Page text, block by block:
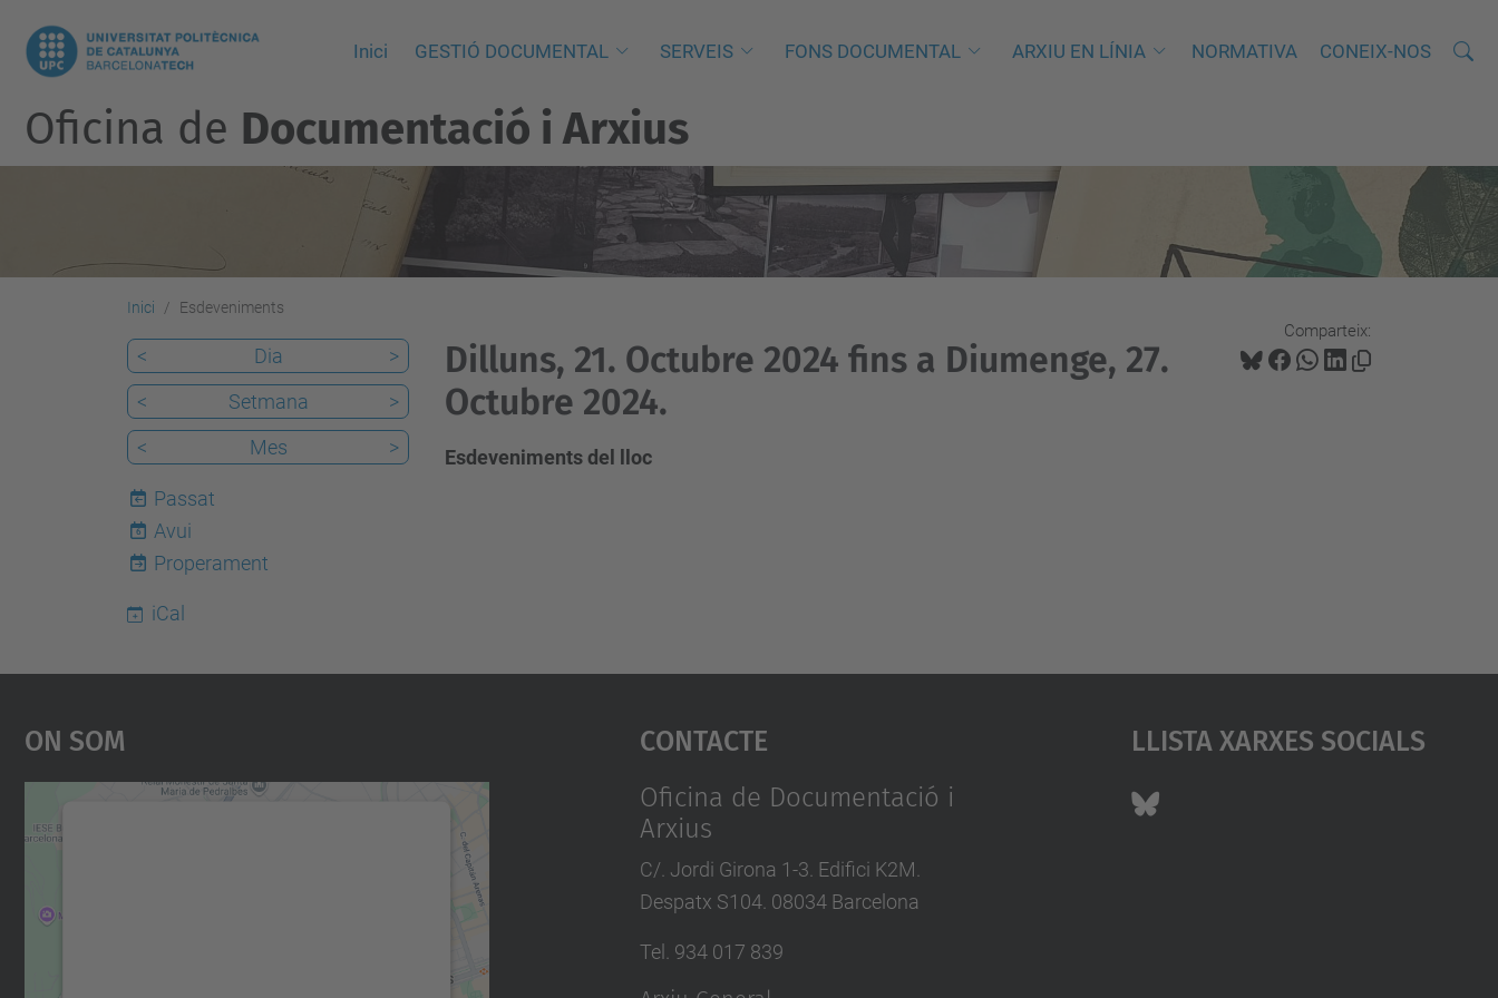
Inici GESTIÓ DOCUMENTAL SERVEIS FONS DOCUMENTAL ARXIU EN LÍNIA NORMATIVA CONEIX-NOS Cerca
C
v
a
Oficina de Documentació i Arxius
Inici Esdeveniments
Comparteix:
Dilluns, 21. Octubre 2024 fins a Diumenge, 27.
Octubre 2024.
Esdeveniments del lloc
< Dia
>
<
Setmana
>
<
Mes >
Passat
6
Avui
Properament
iCal
On Som Contacte
Oficina de Documentació i
Arxius
C/. Jordi Girona 1-3. Edifici K2M.
Despatx S104. 08034 Barcelona
Tel. 934 017 839
Llista Xarxes Socials